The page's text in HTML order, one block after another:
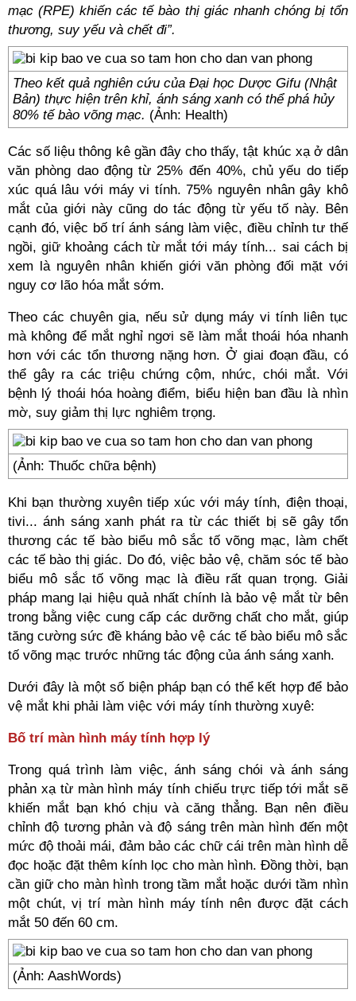
mạc (RPE) khiến các tế bào thị giác nhanh chóng bị tổn
thương, suy yếu và chết đi”.
Theo kết quả nghiên cứu của Đại học Dược Gifu (Nhật
Bản) thực hiện trên khỉ, ánh sáng xanh có thể phá hủy
80% tế bào võng mạc. (Ảnh: Health)
Các số liệu thông kê gần đây cho thấy, tật khúc xạ ở dân
văn phòng dao động từ 25% đến 40%, chủ yếu do tiếp
xúc quá lâu với máy vi tính. 75% nguyên nhân gây khô
mắt của giới này cũng do tác động từ yếu tố này. Bên
cạnh đó, việc bố trí ánh sáng làm việc, điều chỉnh tư thế
ngồi, giữ khoảng cách từ mắt tới máy tính... sai cách bị
xem là nguyên nhân khiến giới văn phòng đối mặt với
nguy cơ lão hóa mắt sớm.
Theo các chuyên gia, nếu sử dụng máy vi tính liên tục
mà không để mắt nghỉ ngơi sẽ làm mắt thoái hóa nhanh
hơn với các tổn thương nặng hơn. Ở giai đoạn đầu, có
thể gây ra các triệu chứng cộm, nhức, chói mắt. Với
bệnh lý thoái hóa hoàng điểm, biểu hiện ban đầu là nhìn
mờ, suy giảm thị lực nghiêm trọng.
(Ảnh: Thuốc chữa bệnh)
Khi bạn thường xuyên tiếp xúc với máy tính, điện thoại,
tivi... ánh sáng xanh phát ra từ các thiết bị sẽ gây tổn
thương các tế bào biểu mô sắc tố võng mạc, làm chết
các tế bào thị giác. Do đó, việc bảo vệ, chăm sóc tế bào
biểu mô sắc tố võng mạc là điều rất quan trọng. Giải
pháp mang lại hiệu quả nhất chính là bảo vệ mắt từ bên
trong bằng việc cung cấp các dưỡng chất cho mắt, giúp
tăng cường sức đề kháng bảo vệ các tế bào biểu mô sắc
tố võng mạc trước những tác động của ánh sáng xanh.
Dưới đây là một số biện pháp bạn có thể kết hợp để bảo
vệ mắt khi phải làm việc với máy tính thường xuyê:
Bố trí màn hình máy tính hợp lý
Trong quá trình làm việc, ánh sáng chói và ánh sáng
phản xạ từ màn hình máy tính chiếu trực tiếp tới mắt sẽ
khiến mắt bạn khó chịu và căng thẳng. Bạn nên điều
chỉnh độ tương phản và độ sáng trên màn hình đến một
mức độ thoải mái, đảm bảo các chữ cái trên màn hình dễ
đọc hoặc đặt thêm kính lọc cho màn hình. Đồng thời, bạn
cần giữ cho màn hình trong tầm mắt hoặc dưới tầm nhìn
một chút, vị trí màn hình máy tính nên được đặt cách
mắt 50 đến 60 cm.
(Ảnh: AashWords)